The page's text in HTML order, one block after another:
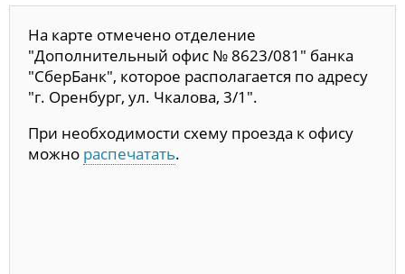
На карте отмечено отделение
"Дополнительный офис № 8623/081" банка
"СберБанк", которое располагается по адресу
"г. Оренбург, ул. Чкалова, 3/1".
При необходимости схему проезда к офису
можно распечатать.